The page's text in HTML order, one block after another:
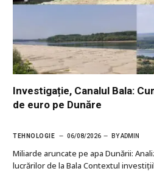
Investigație, Canalul Bala:
de euro pe Dunăre
TEHNOLOGIE 06/08/2026 BYADMIN
Miliarde aruncate pe apa Dunării:
lucrărilor de la Bala Contextul